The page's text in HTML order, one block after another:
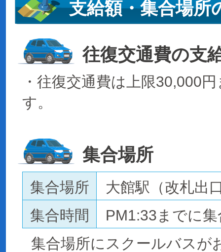
支給額・集合場所
往復交通費の支
・往復交通費は上限30,000
す。
集合場所
集合場所
大館駅（改札出
集合時間
PM1:33までに集
集合場所にスクールバスが